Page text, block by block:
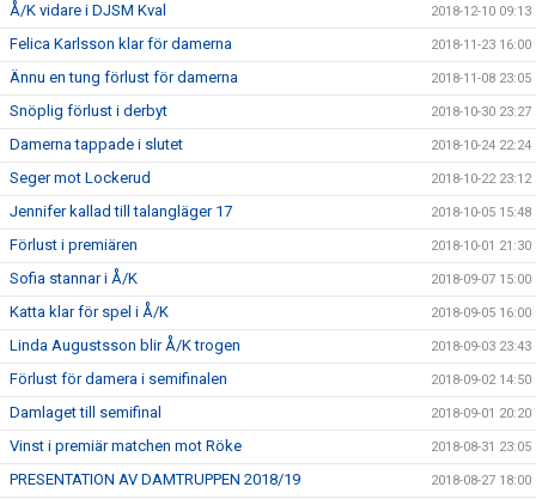
Å/K vidare i DJSM Kval 2018-12-10 09:13
Felica Karlsson klar för damerna 2018-11-23 16:00
Ännu en tung förlust för damerna 2018-11-08 23:05
Snöplig förlust i derbyt 2018-10-30 23:27
Damerna tappade i slutet 2018-10-24 22:24
Seger mot Lockerud 2018-10-22 23:12
Jennifer kallad till talangläger 17 2018-10-05 15:48
Förlust i premiären 2018-10-01 21:30
Sofia stannar i Å/K 2018-09-07 15:00
Katta klar för spel i Å/K 2018-09-05 16:00
Linda Augustsson blir Å/K trogen 2018-09-03 23:43
Förlust för damera i semifinalen 2018-09-02 14:50
Damlaget till semifinal 2018-09-01 20:20
Vinst i premiär matchen mot Röke 2018-08-31 23:05
PRESENTATION AV DAMTRUPPEN 2018/19 2018-08-27 18:00